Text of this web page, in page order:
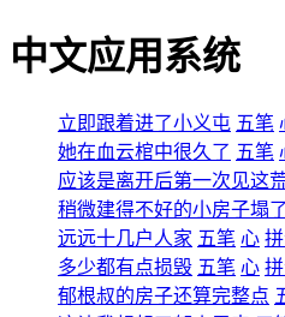
中文应用系统
立即跟着进了小义屯 五笔
她在血云棺中很久了 五笔
应该是离开后第一次见这
稍微建得不好的小房子塌
远远十几户人家 五笔 心
多少都有点损毁 五笔 心
郁根叔的房子还算完整点